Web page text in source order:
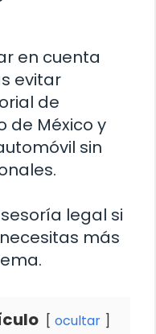
en cuenta
evitar
de
de México y
sin
legal si
más
ocultar